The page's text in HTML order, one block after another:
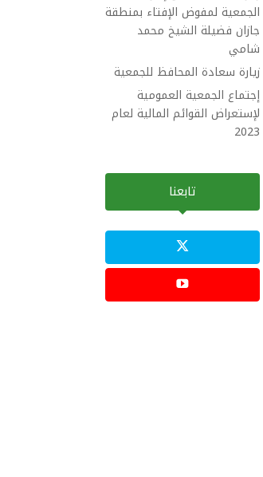
الجمعية لمفوض الإفتاء بمنطقة
جازان فضيلة الشيخ محمد
شامي
زيارة سعادة المحافظ للجمعية
إجتماع الجمعية العمومية
لإستعراض القوائم المالية لعام
2023
تابعنا